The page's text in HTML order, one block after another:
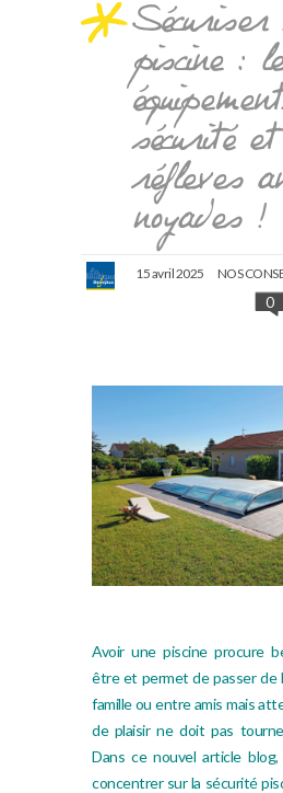
Sécuriser
piscine :
sécurité et
réflexes
noyades !
15 avril 2025 NOS
0
Avoir une piscine procure
être et permet de passer de
famille ou entre amis mais
de plaisir ne doit pas
Dans ce nouvel article
concentrer sur la sécurité